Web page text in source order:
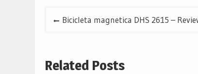
Navigare
articole
Bicicleta magnetica DHS 2615 –
Related Posts